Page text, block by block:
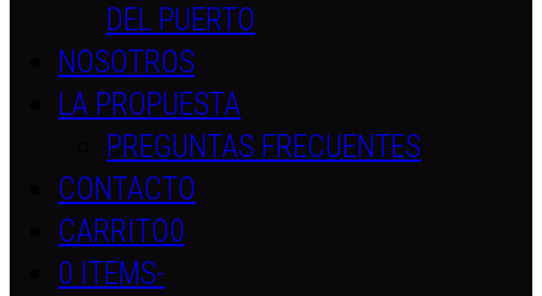
DEL PUERTO
NOSOTROS
LA PROPUESTA
PREGUNTAS FRECUENTES
CONTACTO
CARRITO0
0 ITEMS-